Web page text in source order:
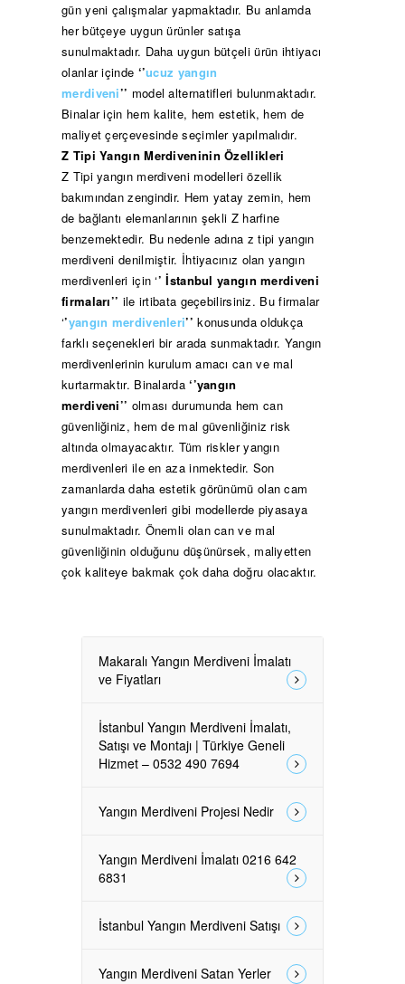
gün yeni çalışmalar yapmaktadır. Bu anlamda
her bütçeye uygun ürünler satışa
sunulmaktadır. Daha uygun bütçeli ürün ihtiyacı
olanlar içinde ‘’ucuz yangın
merdiveni’’ model alternatifleri bulunmaktadır.
Binalar için hem kalite, hem estetik, hem de
maliyet çerçevesinde seçimler yapılmalıdır.
Z Tipi Yangın Merdiveninin Özellikleri
Z Tipi yangın merdiveni modelleri özellik
bakımından zengindir. Hem yatay zemin, hem
de bağlantı elemanlarının şekli Z harfine
benzemektedir. Bu nedenle adına z tipi yangın
merdiveni denilmiştir. İhtiyacınız olan yangın
merdivenleri için ‘’ İstanbul yangın merdiveni
firmaları’’ ile irtibata geçebilirsiniz. Bu firmalar
‘’yangın merdivenleri’’ konusunda oldukça
farklı seçenekleri bir arada sunmaktadır. Yangın
merdivenlerinin kurulum amacı can ve mal
kurtarmaktır. Binalarda‘’yangın
merdiveni’’ olması durumunda hem can
güvenliğiniz, hem de mal güvenliğiniz risk
altında olmayacaktır. Tüm riskler yangın
merdivenleri ile en aza inmektedir. Son
zamanlarda daha estetik görünümü olan cam
yangın merdivenleri gibi modellerde piyasaya
sunulmaktadır. Önemli olan can ve mal
güvenliğinin olduğunu düşünürsek, maliyetten
çok kaliteye bakmak çok daha doğru olacaktır.
Makaralı Yangın Merdiveni İmalatı
ve Fiyatları
İstanbul Yangın Merdiveni İmalatı,
Satışı ve Montajı | Türkiye Geneli
Hizmet – 0532 490 7694
Yangın Merdiveni Projesi Nedir
Yangın Merdiveni İmalatı 0216 642
6831
İstanbul Yangın Merdiveni Satışı
Yangın Merdiveni Satan Yerler